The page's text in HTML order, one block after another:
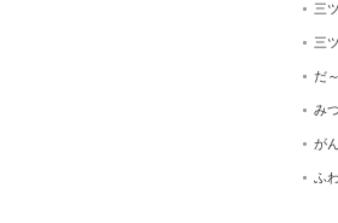
三
三
だ
み
が
ふ